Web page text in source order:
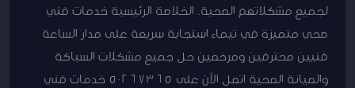
لجميع مشكلاتهم الصحية. الخلاصة الرئيسية خدمات فني
صحي متميزة في تيماء استجابة سريعة على مدار الساعة
فنيين محترفين ومرخصين حل جميع مشكلات السباكة
والصيانة الصحية اتصل الآن على 50267365 خدمات فني